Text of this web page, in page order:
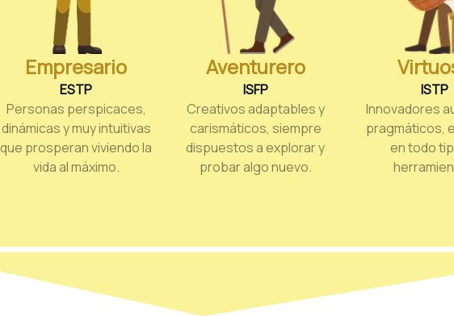
Empresario
ESTP
Personas perspicaces,
dinámicas y muy intuitivas
que prosperan viviendo la
vida al máximo.
Aventurero
ISFP
Creativos adaptables y
carismáticos, siempre
dispuestos a explorar y
probar algo nuevo.
ISTP
Innovadores
pragmáticos,
en todo